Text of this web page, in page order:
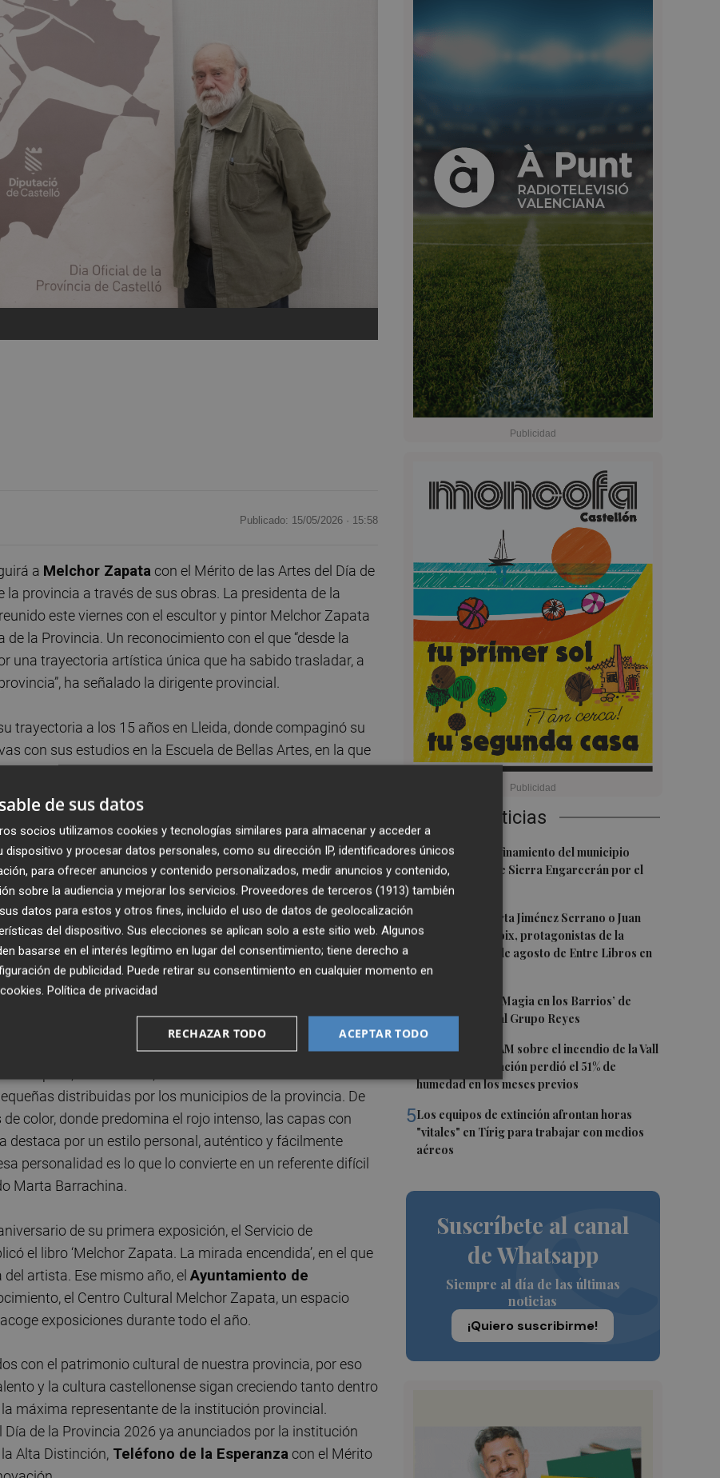
Últimas Noticias
1 Levantan el confinamiento del municipio
castellonense de Sierra Engarcerán por el
incendio
2
Juan Tallón, Marta Jiménez Serrano o Juan
Evaristo Valls Boix, protagonistas de la
programación de agosto de Entre Libros en
Benicàssim
Los talleres de ‘Magia en los Barrios’ de
Castelló llegan al Grupo Reyes
4Informe del CEAM sobre el incendio de la Vall
d'Uixó: la vegetación perdió el 51% de
humedad en los meses previos
5Los equipos de extinción afrontan horas
"vitales" en Tírig para trabajar con medios
aéreos
Suscríbete al canal
de Whatsapp
Siempre al día de las últimas
noticias
¡Quiero suscribirme!
Publicado: 15/05/2026 · 15:58
a Melchor Zapata con el Mérito de las Artes del Día de
provincia a través de sus obras. La presidenta de la
este viernes con el escultor y pintor Melchor Zapata
la Provincia. Un reconocimiento con el que “desde la
una trayectoria artística única que ha sabido trasladar, a
ha señalado la dirigente provincial.
trayectoria a los 15 años en Lleida, donde compaginó su
con sus estudios en la Escuela de Bellas Artes, en la que
21 años se afincó en Benicàssim, municipio en el que
artística. Desde entonces, ha realizado más de 250
destacando Tokio, Nueva York, París y Oporto.
de traducir nuestra cultura en arte y de dejar su sello
profesionalmente y que lo considera un benicense
Como escultor ha realizado retratos de bronce y
obra más emblemática y representativa, ‘Tombatossals’.
de la fundación de Castellón, representa el máximo
y, con sus 20 toneladas de peso y los 20 metros de altura,
Europa.
‘Bufanúvols’, ‘Maternidad’ o la escultura del
distribuidas por los municipios de la provincia. De
color, donde predomina el rojo intenso, las capas con
destaca por un estilo personal, auténtico y fácilmente
personalidad es lo que lo convierte en un referente difícil
Marta Barrachina.
de su primera exposición, el Servicio de
el libro ‘Melchor Zapata. La mirada encendida’, en el que
artista. Ese mismo año, el Ayuntamiento de
el Centro Cultural Melchor Zapata, un espacio
exposiciones durante todo el año.
con el patrimonio cultural de nuestra provincia, por eso
y la cultura castellonense sigan creciendo tanto dentro
máxima representante de la institución provincial.
de la Provincia 2026 ya anunciados por la institución
Alta Distinción, Teléfono de la Esperanza con el Mérito
de sus datos
socios utilizamos cookies y tecnologías similares para almacenar y acceder a
dispositivo y procesar datos personales, como su dirección IP, identificadores únicos
para ofrecer anuncios y contenido personalizados, medir anuncios y contenido,
sobre la audiencia y mejorar los servicios. Proveedores de terceros (1913) también
datos para estos y otros fines, incluido el uso de datos de geolocalización
del dispositivo. Sus elecciones se aplican solo a este sitio web. Algunos
basarse en el interés legítimo en lugar del consentimiento; tiene derecho a
de publicidad. Puede retirar su consentimiento en cualquier momento en
. Política de privacidad
ACEPTAR TODO
RECHAZAR TODO